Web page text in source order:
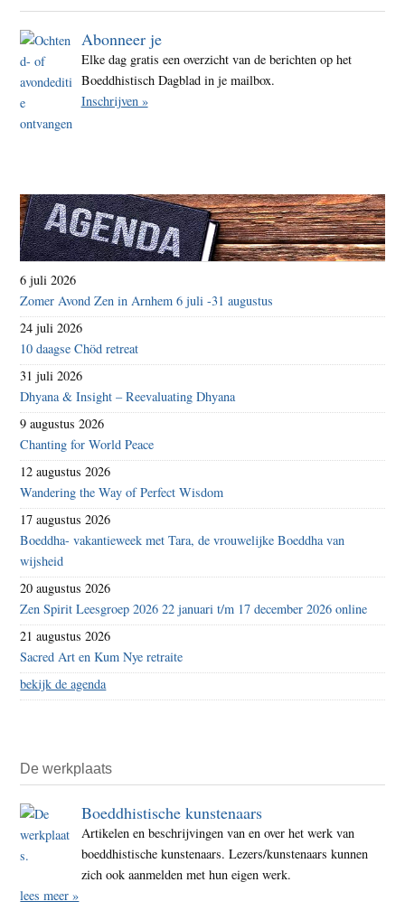
Abonneer je
Elke dag gratis een overzicht van de berichten op het
Boeddhistisch Dagblad in je mailbox.
Inschrijven »
6 juli 2026
Zomer Avond Zen in Arnhem 6 juli -31 augustus
24 juli 2026
10 daagse Chöd retreat
31 juli 2026
Dhyana & Insight – Reevaluating Dhyana
9 augustus 2026
Chanting for World Peace
12 augustus 2026
Wandering the Way of Perfect Wisdom
17 augustus 2026
Boeddha- vakantieweek met Tara, de vrouwelijke Boeddha van
wijsheid
20 augustus 2026
Zen Spirit Leesgroep 2026 22 januari t/m 17 december 2026 online
21 augustus 2026
Sacred Art en Kum Nye retraite
bekijk de agenda
De werkplaats
Boeddhistische kunstenaars
Artikelen en beschrijvingen van en over het werk van
boeddhistische kunstenaars. Lezers/kunstenaars kunnen
zich ook aanmelden met hun eigen werk.
lees meer »